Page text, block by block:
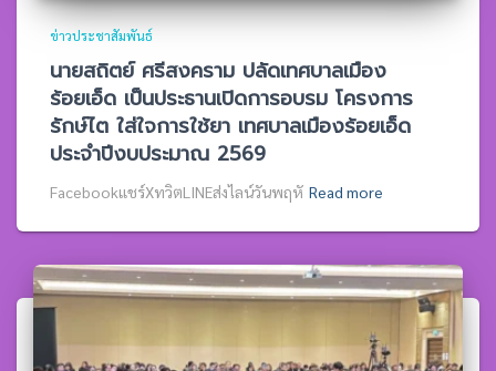
ข่าวประชาสัมพันธ์
นายสถิตย์ ศรีสงคราม ปลัดเทศบาลเมือง
ร้อยเอ็ด เป็นประธานเปิดการอบรม โครงการ
รักษ์ไต ใส่ใจการใช้ยา เทศบาลเมืองร้อยเอ็ด
ประจำปีงบประมาณ 2569
Facebookแชร์XทวิตLINEส่งไลน์วันพฤหั Read more